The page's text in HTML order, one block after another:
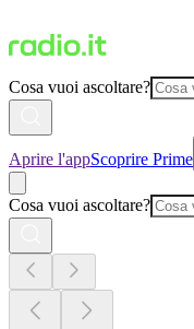
Cosa vuoi ascoltare?
Aprire l'appScoprire Prime
Cosa vuoi ascoltare?